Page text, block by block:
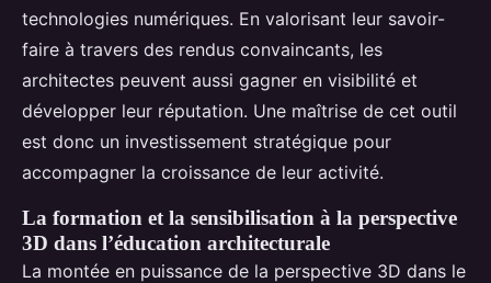
technologies numériques. En valorisant leur savoir-
faire à travers des rendus convaincants, les
architectes peuvent aussi gagner en visibilité et
développer leur réputation. Une maîtrise de cet outil
est donc un investissement stratégique pour
accompagner la croissance de leur activité.
La formation et la sensibilisation à la perspective
3D dans l’éducation architecturale
La montée en puissance de la perspective 3D dans le